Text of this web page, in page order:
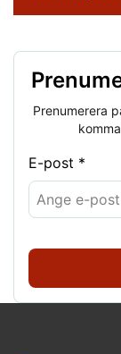
Prenumerera
E-post *